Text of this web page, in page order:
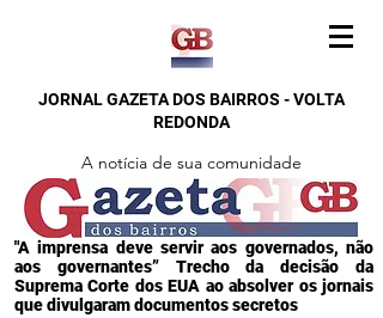
JORNAL GAZETA DOS BAIRROS - VOLTA
REDONDA
A notícia de sua comunidade
"A imprensa deve servir aos governados, não
aos governantes” Trecho da decisão da
Suprema Corte dos EUA ao absolver os jornais
que divulgaram documentos secretos